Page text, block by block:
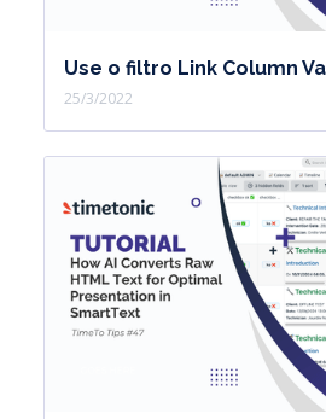
Use o filtro Link Column
25/3/2022